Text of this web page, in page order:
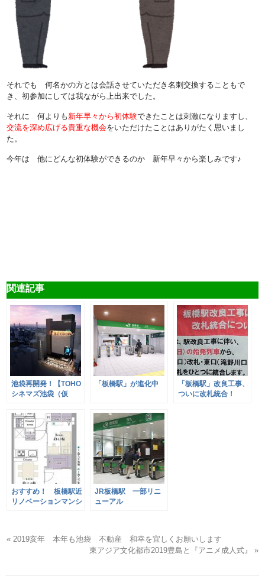
それでも 何名かの方とは会話させていただき名刺交換することもで
き、初参加にしては我ながら上出来でした。
それに 何よりも 新年早々から初体験できたことは刺激になりますし、
交流を深め広げる貴重な機会をいただけたことはありがたく思いまし
た。
今年は 他にどんな初体験ができるのか 新年早々から楽しみです♪
関連記事
池袋再開発！【TOHO
シネマズ池袋（仮
シネマコンプレックス
(仮称)】
「板橋駅」が進化中
「板橋駅」改良工事、
ついに改札統合！
おすすめ！ 板橋駅近
リノベーションマンシ
JR板橋駅 一部リニ
ューアル
« 2019亥年 本年も池袋 不動産 和幸を宜しくお願いします
東アジア文化都市2019豊島と『アニメ成人式』 »